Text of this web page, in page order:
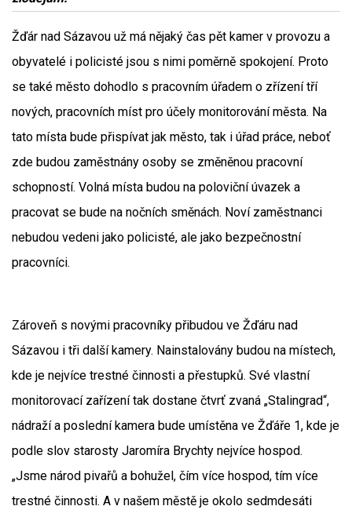
Žďár nad Sázavou už má nějaký čas pět kamer v provozu a
obyvatelé i policisté jsou s nimi poměrně spokojení. Proto
se také město dohodlo s pracovním úřadem o zřízení tří
nových, pracovních míst pro účely monitorování města. Na
tato místa bude přispívat jak město, tak i úřad práce, neboť
zde budou zaměstnány osoby se změněnou pracovní
schopností. Volná místa budou na poloviční úvazek a
pracovat se bude na nočních směnách. Noví zaměstnanci
nebudou vedeni jako policisté, ale jako bezpečnostní
pracovníci.
Zároveň s novými pracovníky přibudou ve Žďáru nad
Sázavou i tři další kamery. Nainstalovány budou na místech,
kde je nejvíce trestné činnosti a přestupků. Své vlastní
monitorovací zařízení tak dostane čtvrť zvaná „Stalingrad“,
nádraží a poslední kamera bude umístěna ve Žďáře 1, kde je
podle slov starosty Jaromíra Brychty nejvíce hospod.
„Jsme národ pivařů a bohužel, čím více hospod, tím více
trestné činnosti. A v našem městě je okolo sedmdesáti